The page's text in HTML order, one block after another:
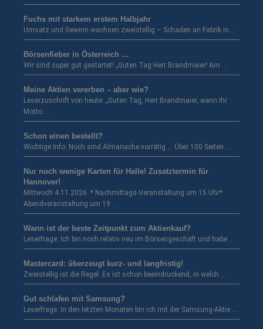
Fuchs mit starkem erstem Halbjahr
Umsatz und Gewinn wachsen zweistellig – Schaden an Fabrik in …
Börsenfieber in Österreich …
Wir sind super gut gestartet! „Guten Tag Herr Brandmaier! Am …
Meine Aktien vererben – aber wie?
Leserzuschrift von heute: „Guten Tag, Herr Brandmaier, wenn Ihr
Motto …
Schon einen bestellt?
Wichtige Info: Noch sind Almanache vorrätig … Über 100 Seiten …
Nur noch wenige Karten für Halle! Zusatztermin für
Hannover!
Mittwoch 4.11.2026: * Nachmittags-Veranstaltung um 15 Uhr*
Abendveranstaltung um 19 …
Wann ist der beste Zeitpunkt zum Aktienkauf?
Leserfrage: Ich bin noch relativ neu im Börsengeschäft und habe …
Mastercard: überzeugt kurz- und langfristig!
Zweistellig ist die Regel. Es ist schon beeindruckend, in welch …
Gut schlafen mit Samsung?
Leserfrage: In den letzten Monaten bin ich mit der Samsung-Aktie …